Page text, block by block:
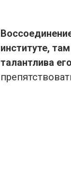
институте,
талантлива